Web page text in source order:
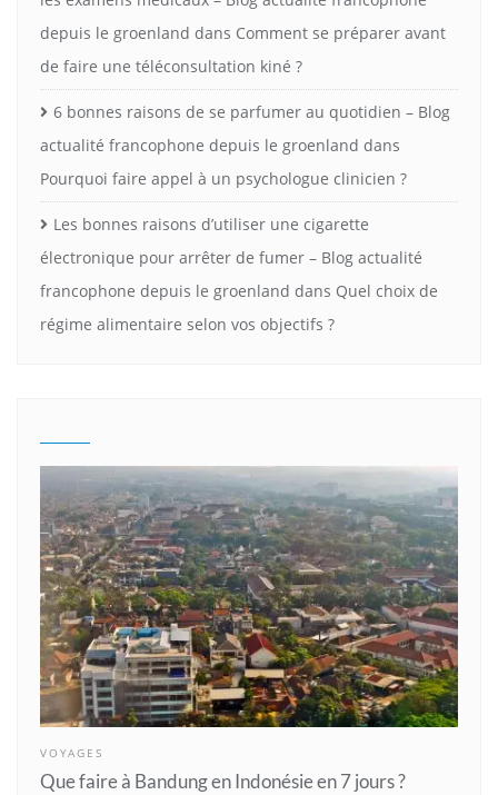
depuis le groenland dans Comment se préparer avant
de faire une téléconsultation kiné ?
6 bonnes raisons de se parfumer au quotidien – Blog
actualité francophone depuis le groenland dans
Pourquoi faire appel à un psychologue clinicien ?
Les bonnes raisons d’utiliser une cigarette
électronique pour arrêter de fumer – Blog actualité
francophone depuis le groenland dans Quel choix de
régime alimentaire selon vos objectifs ?
VOYAGES
Que faire à Bandung en Indonésie en 7 jours ?